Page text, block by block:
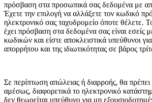
πρόσβαση στα προσωπικά σας δεδομένα με
Έχετε την επιλογή να αλλάξετε τον κωδικό
ηλεκτρονικό σας ταχυδρομείο όποτε θέλετε.
έχει πρόσβαση στα δεδομένα σας είναι εσείς
κωδικών και είστε αποκλειστικά υπεύθυνοι
απορρήτου και της ιδιωτικότητας σε βάρος
Σε περίπτωση απώλειας ή διαρροής, θα πρέπει
αμέσως, διαφορετικά το ηλεκτρονικό
δεν θεωρείται υπεύθυνο για μη